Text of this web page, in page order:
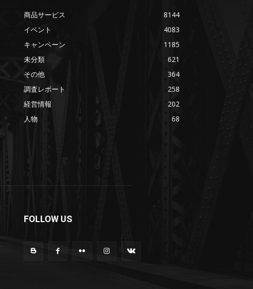
商品サービス
8144
イベント
4083
キャンペーン
1185
未分類
621
その他
364
調査レポート
258
経営情報
202
人物
68
FOLLOW US